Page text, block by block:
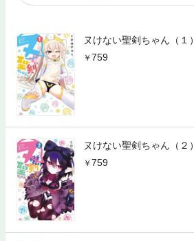
ヌけない聖剣ちゃん（１）
759
ヌけない聖剣ちゃん（２）
759